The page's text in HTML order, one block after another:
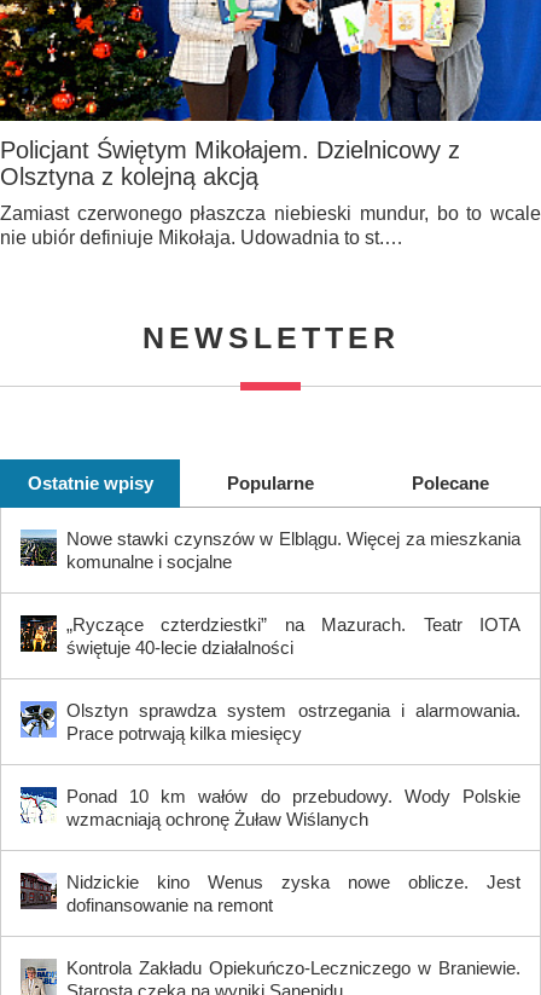
Policjant Świętym Mikołajem. Dzielnicowy z
Olsztyna z kolejną akcją
Zamiast czerwonego płaszcza niebieski mundur, bo to wcale
nie ubiór definiuje Mikołaja. Udowadnia to st.…
NEWSLETTER
Ostatnie wpisy Popularne Polecane
Nowe stawki czynszów w Elblągu. Więcej za mieszkania
komunalne i socjalne
„Ryczące czterdziestki” na Mazurach. Teatr IOTA
świętuje 40-lecie działalności
Olsztyn sprawdza system ostrzegania i alarmowania.
Prace potrwają kilka miesięcy
Ponad 10 km wałów do przebudowy. Wody Polskie
wzmacniają ochronę Żuław Wiślanych
Nidzickie kino Wenus zyska nowe oblicze. Jest
dofinansowanie na remont
Kontrola Zakładu Opiekuńczo-Leczniczego w Braniewie.
Starosta czeka na wyniki Sanepidu